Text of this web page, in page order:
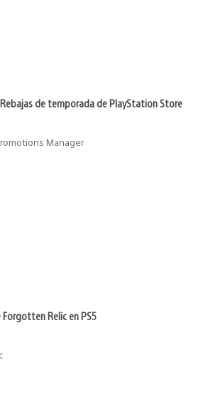
de temporada de PlayStation Store
Manager
Forgotten Relic en PS5